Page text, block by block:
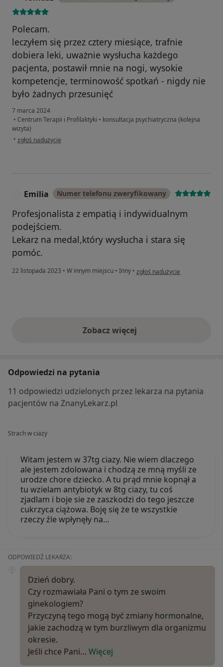
Polecam.
leczyłem się przez cztery miesiące, trafnie
dobiera leki, uważnie wysłucha każdego
pacjenta, postawił mnie na nogi, wysokie
kompetencje, terminowość spotkań - nigdy nie
było żadnych przesunięć
7 marca 2024
• Centrum Terapii i Profilaktyki • konsultacja psychiatryczna (kolejna
wizyta)
• w opinii użytkownika Tomasz
zgłoś nadużycie
Emilia Numer telefonu zweryfikowany
Profesjonalista z empatią i indywidualnym
podejściem.
Lekarz na medal,który wysłucha i stara się
pomóc.
22 listopada 2023 • W innym miejscu • Inny • w opinii użytkownika Emilia
zgłoś nadużycie
Zobacz więcejopinie powyżej
Odpowiedzi na pytania
11 odpowiedzi udzielonych przez lekarza na pytania
pacjentów na ZnanyLekarz.pl
Strach w ciazy
Witam jestem w 37tg ciazy. Nie wiem dlaczego
ale jestem zdolowana i chodzą ze mną myśli ze
urodze chore dziecko. A tu prąd mnie kopnął a
tu wzielam antybiotyk w 8tg ciazy, tu coś
zjadlam i boje sie ze zaszkodzi do tego jeszcze
cukrzyca ciążowa. Boję się że te wszystkie
rzeczy źle wpłynęły na…
ODPOWIEDŹ LEKARZA:
Dzień dobry.
Czy rozmawiała Pani o tym ze swoim
ginekologiem?
Przyczyną tego mogą być zmiany hormonalne,
jakie zachodzą w tym burzliwym dla organizmu
okresie.
Jeśli chce Pani… Więcej